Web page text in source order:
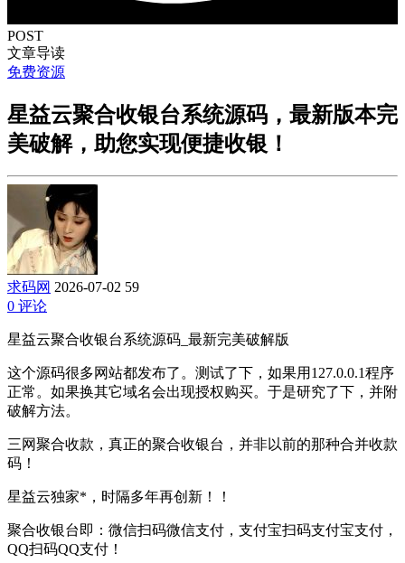
POST
文章导读
免费资源
星益云聚合收银台系统源码，最新版本完
美破解，助您实现便捷收银！
求码网 2026-07-02 59
0 评论
星益云聚合收银台系统源码_最新完美破解版
这个源码很多网站都发布了。测试了下，如果用127.0.0.1程序
正常。如果换其它域名会出现授权购买。于是研究了下，并附
破解方法。
三网聚合收款，真正的聚合收银台，并非以前的那种合并收款
码！
星益云独家*，时隔多年再创新！！
聚合收银台即：微信扫码微信支付，支付宝扫码支付宝支付，
QQ扫码QQ支付！